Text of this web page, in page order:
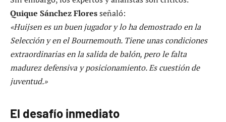
Quique Sánchez Floresseñaló:
«Huijsen es un buen jugador y lo ha demostrado en la
Selección y en el Bournemouth. Tiene unas condiciones
extraordinarias en la salida de balón, pero le falta
madurez defensiva y posicionamiento. Es cuestión de
juventud.»
El desafío inmediato